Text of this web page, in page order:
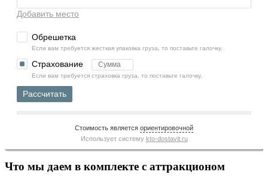
Добавить место
Обрешетка
Если вам требуется жесткая упаковка груза, то поставьте галочку.
Страхование
Если вам требуется страховка груза, то поставьте галочку.
Рассчитать
Стоимость является ориентировочной
Использует систему kto-dostavit.ru
Что мы даем в комплекте с аттракционом